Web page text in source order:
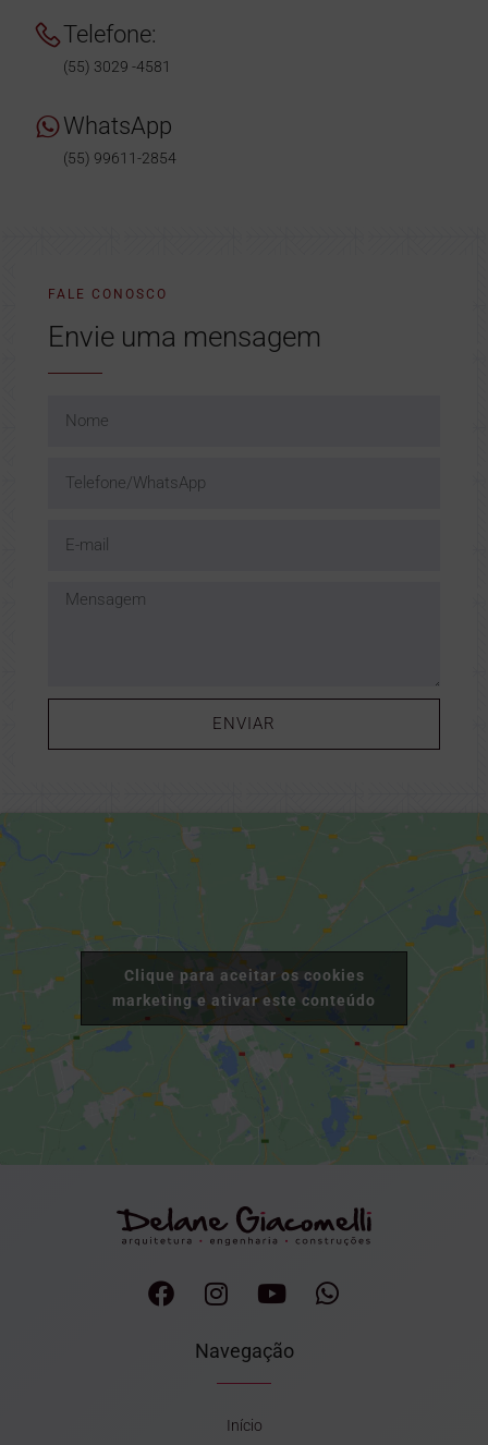
Telefone:
(55) 3029 -4581
WhatsApp
(55) 99611-2854
FALE CONOSCO
Envie uma mensagem
ENVIAR
Clique para aceitar os cookies
marketing e ativar este conteúdo
Navegação
Início